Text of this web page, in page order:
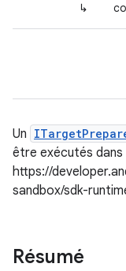
↳
Un
être exécutés dans
https://
sandbox/sdk-
Résumé